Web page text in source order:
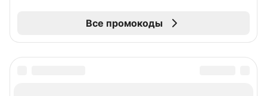
Все промокоды